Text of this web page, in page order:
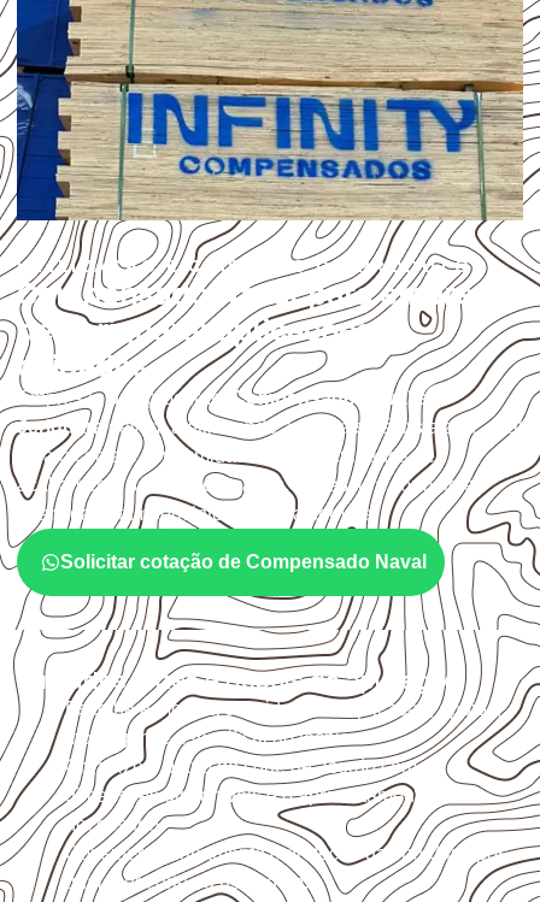
UTILIZAÇÃO E CUIDADOS DO PRODUTO
Compensado Naval para empresas
de Jeriquara: aplicações e
cuidados
Empresas que procuram
Compensado Naval em
Jeriquara devem avaliar onde a chapa será instalada, qual
será o contato com umidade e quais cuidados de
acabamento serão necessários. Espessura, formato e
quantidade também interferem na compra.
Solicitar cotação de Compensado Naval
Cuidados antes e depois da aplicação
Escolha a medida considerando aplicação, apoios,
montagem e especificação técnica.
Organize o plano de corte de acordo com as
dimensões disponíveis e o aproveitamento
necessário.
Considere acabamento e proteção das bordas após
qualquer corte ou usinagem.